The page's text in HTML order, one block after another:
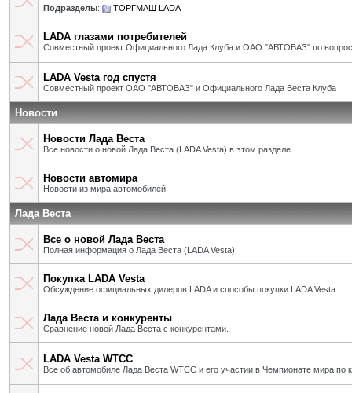
Подразделы: ТОРГМАШ LADA
LADA глазами потребителей
Совместный проект Официального Лада Клуба и ОАО "АВТОВАЗ" по
LADA Vesta год спустя
Совместный проект ОАО "АВТОВАЗ" и Официального Лада Веста Клуба
Новости
Новости Лада Веста
Все новости о новой Лада Веста (LADA Vesta) в этом разделе.
Новости автомира
Новости из мира автомобилей.
Лада Веста
Все о новой Лада Веста
Полная информация о Лада Веста (LADA Vesta).
Покупка LADA Vesta
Обсуждение официальных дилеров LADA и способы покупки LADA Vesta.
Лада Веста и конкуренты
Сравнение новой Лада Веста с конкурентами.
LADA Vesta WTCC
Все об автомобиле Лада Веста WTCC и его участии в Чемпионате мира по